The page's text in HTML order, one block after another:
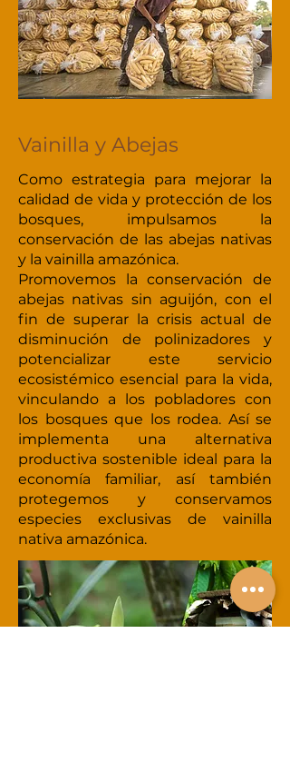
Vainilla y Abejas
Como estrategia para mejorar la
calidad de vida y protección de los
bosques, impulsamos la
conservación de las abejas nativas
y la vainilla amazónica.
Promovemos la conservación de
abejas nativas sin aguijón, con el
fin de superar la crisis actual de
disminución de polinizadores y
potencializar este servicio
ecosistémico esencial para la vida,
vinculando a los pobladores con
los bosques que los rodea. Así se
implementa una alternativa
productiva sostenible ideal para la
economía familiar, así también
protegemos y conservamos
especies exclusivas de vainilla
nativa amazónica.